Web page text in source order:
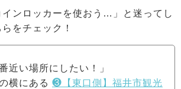
インロッカーを使おう…」と迷ってし
をチェック！
近い場所にしたい！」
横にある ❸【東口側】福井市観光